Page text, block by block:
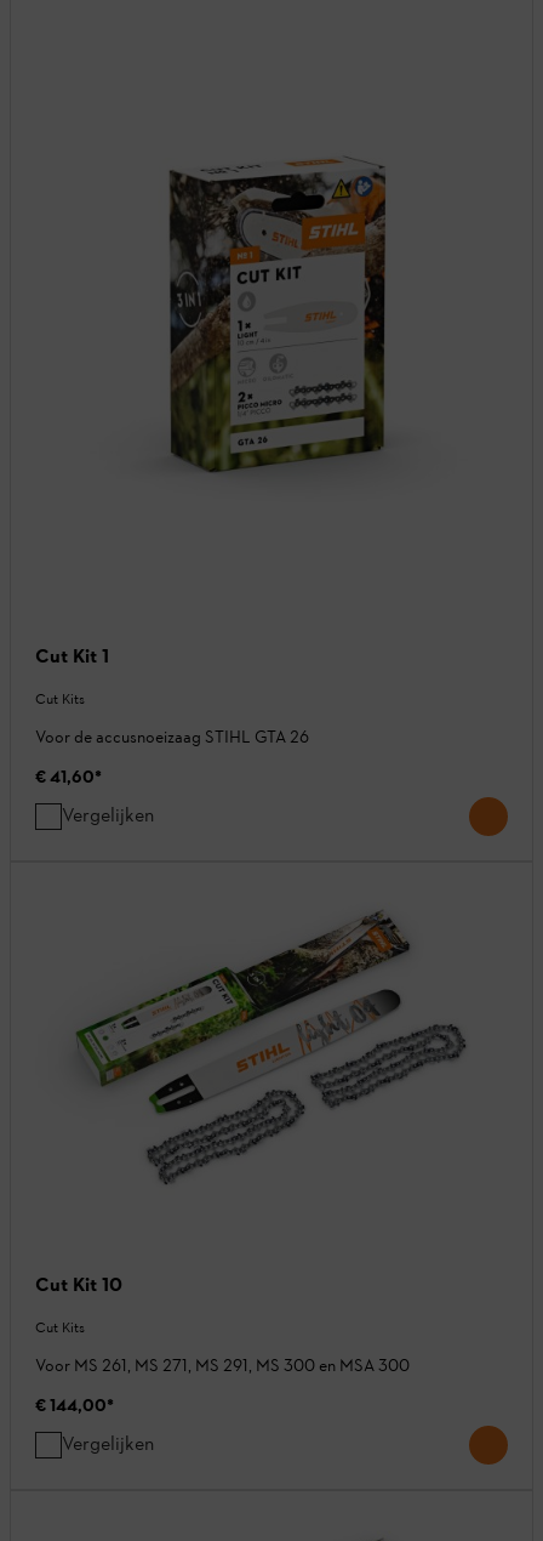
Cut Kit 1
Cut Kits
Voor de accusnoeizaag STIHL GTA 26
€ 41,60*
Vergelijken
Cut Kit 10
Cut Kits
Voor MS 261, MS 271, MS 291, MS 300 en MSA 300
€ 144,00*
Vergelijken